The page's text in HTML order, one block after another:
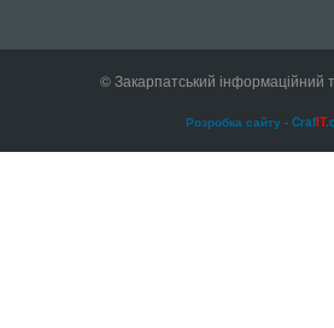
© Закарпатський інформаційний
Розробка сайту - CrafIT